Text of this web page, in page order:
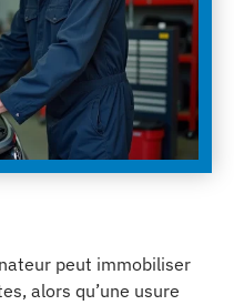
peut immobiliser
alors qu’une usure